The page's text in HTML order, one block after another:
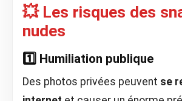
💥 Les risques des
nudes
1️⃣ Humiliation publique
Des photos privées peuvent se